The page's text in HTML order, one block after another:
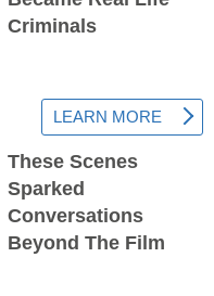
růst je
začne
v